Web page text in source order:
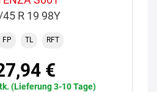
R 19 98Y
FP TL RFT
€
(Lieferung 3-10 Tage)